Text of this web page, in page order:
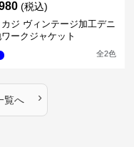
(税込)
カジ ヴィンテージ加工デニ
ークジャケット
全2色
覧へ ›